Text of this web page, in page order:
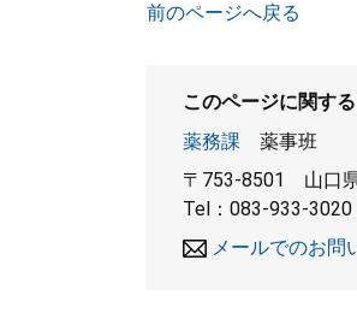
前のページへ戻る
このページに関す
薬務課
薬事班
〒753-8501
山口
Tel：083-933-3020
メールでのお問